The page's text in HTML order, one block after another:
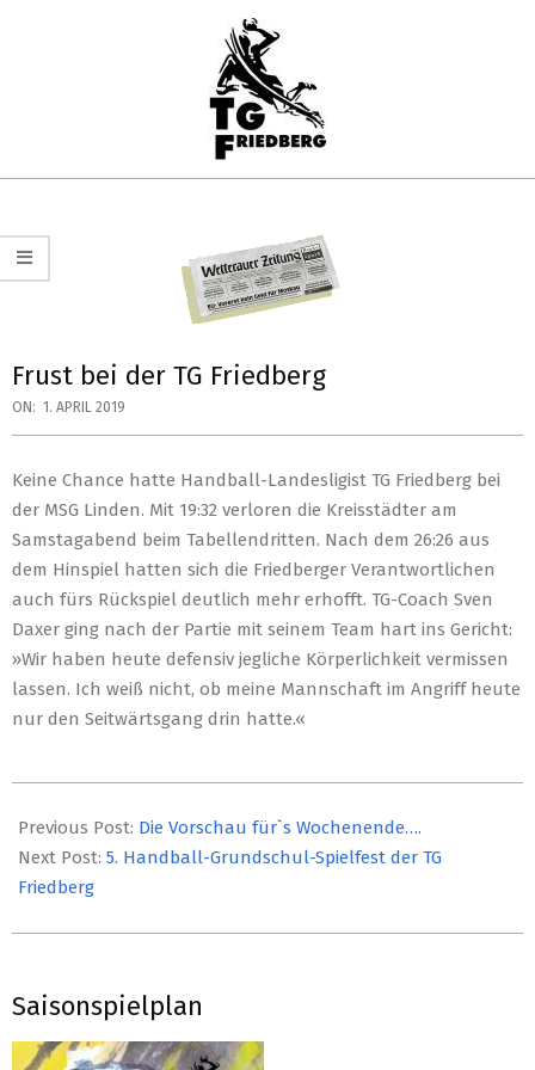
TG
HANDBALL
Menu
Frust bei der TG Friedberg
ON: 1. APRIL 2019
Keine Chance hatte Handball-Landesligist TG Friedberg bei
der MSG Linden. Mit 19:32 verloren die Kreisstädter am
Samstagabend beim Tabellendritten. Nach dem 26:26 aus
dem Hinspiel hatten sich die Friedberger Verantwortlichen
auch fürs Rückspiel deutlich mehr erhofft. TG-Coach Sven
Daxer ging nach der Partie mit seinem Team hart ins Gericht:
»Wir haben heute defensiv jegliche Körperlichkeit vermissen
lassen. Ich weiß nicht, ob meine Mannschaft im Angriff heute
nur den Seitwärtsgang drin hatte.«
04-
01
Previous Post: Die Vorschau für`s Wochenende….
Next Post: 5. Handball-Grundschul-Spielfest der TG
Friedberg
Saisonspielplan